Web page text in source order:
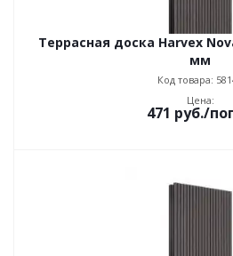
Террасная доска Harvex
мм
Код товара:
Цена:
471 руб./